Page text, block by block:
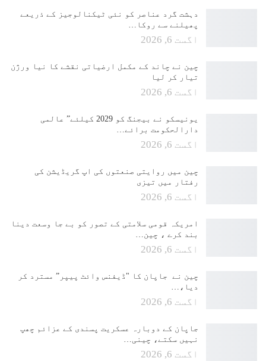
دہشت گرد عناصر کو نئی ٹیکنالوجیز کے ذریعے
پھیلنے سے روکا…
اگست 6, 2026
چین نے چاند کے مکمل ارضیاتی نقشے کا نیا ورژن
تیار کر لیا
اگست 6, 2026
یونیسکو نے بیجنگ کو 2029 کیلئے” عالمی
دارالحکومت برائے…
اگست 6, 2026
چین میں روایتی صنعتوں کی اپ گریڈیشن کی
رفتار میں تیزی
اگست 6, 2026
امریکہ قومی سلامتی کے تصور کو بے جا وسعت دینا
بند کرے ، چین…
اگست 6, 2026
چین نے جاپان کا "ڈیفنس وائٹ پیپر” مسترد کر
دیا،…
اگست 6, 2026
جاپان کے دوبارہ عسکریت پسندی کے عزائم چھپ
نہیں سکتے، چینی…
اگست 6, 2026